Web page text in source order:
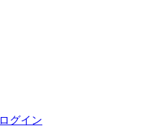
ログイン